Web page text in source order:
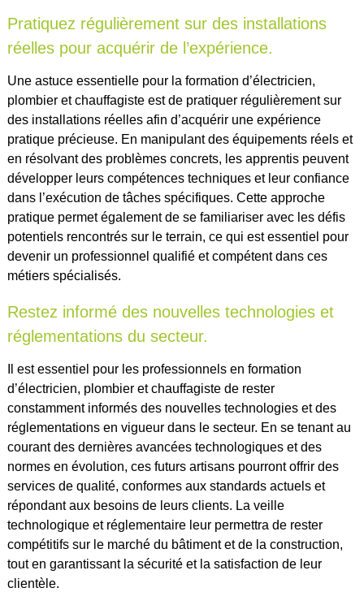
Pratiquez régulièrement sur des installations
réelles pour acquérir de l’expérience.
Une astuce essentielle pour la formation d’électricien,
plombier et chauffagiste est de pratiquer régulièrement sur
des installations réelles afin d’acquérir une expérience
pratique précieuse. En manipulant des équipements réels et
en résolvant des problèmes concrets, les apprentis peuvent
développer leurs compétences techniques et leur confiance
dans l’exécution de tâches spécifiques. Cette approche
pratique permet également de se familiariser avec les défis
potentiels rencontrés sur le terrain, ce qui est essentiel pour
devenir un professionnel qualifié et compétent dans ces
métiers spécialisés.
Restez informé des nouvelles technologies et
réglementations du secteur.
Il est essentiel pour les professionnels en formation
d’électricien, plombier et chauffagiste de rester
constamment informés des nouvelles technologies et des
réglementations en vigueur dans le secteur. En se tenant au
courant des dernières avancées technologiques et des
normes en évolution, ces futurs artisans pourront offrir des
services de qualité, conformes aux standards actuels et
répondant aux besoins de leurs clients. La veille
technologique et réglementaire leur permettra de rester
compétitifs sur le marché du bâtiment et de la construction,
tout en garantissant la sécurité et la satisfaction de leur
clientèle.